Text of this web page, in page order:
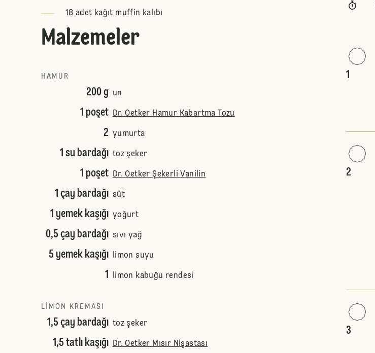
18 adet kağıt muffin kalıbı
Malzemeler
HAMUR
200 g un
1 poşet Dr. Oetker Hamur Kabartma Tozu
2 yumurta
1 su bardağı toz şeker
1 poşet Dr. Oetker Şekerli Vanilin
1 çay bardağı süt
1 yemek kaşığı yoğurt
0,5 çay bardağı sıvı yağ
5 yemek kaşığı limon suyu
1 limon kabuğu rendesi
LIMON KREMASI
1,5 çay bardağı toz şeker
1,5 tatlı kaşığı Dr. Oetker Mısır Nişastası
1
2
3